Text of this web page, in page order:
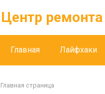
Центр ремонта
Главная Лайфхаки
Главная страница